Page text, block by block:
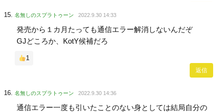
名無しのスプラトゥーン 2022.9.30 14:33
発売から１カ月たっても通信エラー解消しないんだぞ
GJどころか、KotY候補だろ
1
返信
名無しのスプラトゥーン 2022.9.30 14:36
通信エラー一度も引いたことのない身としては結局自分の